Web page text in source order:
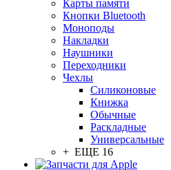
Карты памяти
Кнопки Bluetooth
Моноподы
Накладки
Наушники
Переходники
Чехлы
Силиконовые
Книжка
Обычные
Раскладные
Универсальные
+ ЕЩЕ 16